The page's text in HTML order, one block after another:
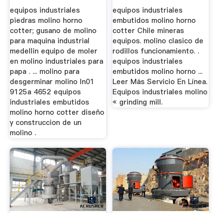
equipos industriales
piedras molino horno
cotter; gusano de molino
para maquina industrial
medellin equipo de moler
en molino industriales para
papa . ... molino para
desgerminar molino ln01
9125a 4652 equipos
industriales embutidos
molino horno cotter diseño
y construccion de un
molino .
equipos industriales
embutidos molino horno
cotter Chile mineras
equipos. molino clasico de
rodillos funcionamiento. .
equipos industriales
embutidos molino horno ...
Leer Más Servicio En Línea.
Equipos industriales molino
« grinding mill.